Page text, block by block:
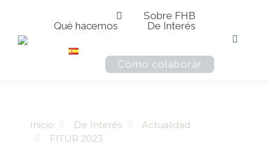
Sobre FHB
Qué hacemos
De Interés
Cómo colaborar
Buscar:
Estás aquí:
Inicio De Interés
Actualidad
FITUR 2023